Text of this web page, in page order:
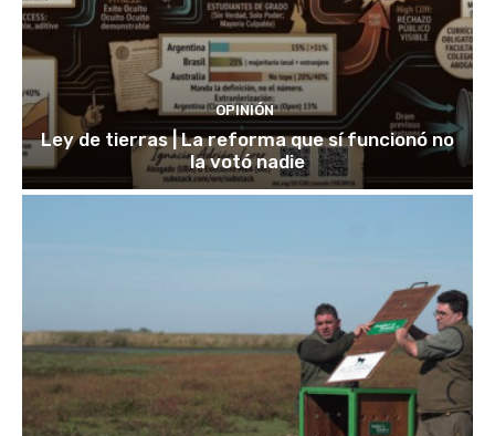
OPINIÓN
Ley de tierras | La reforma que sí funcionó no
la votó nadie